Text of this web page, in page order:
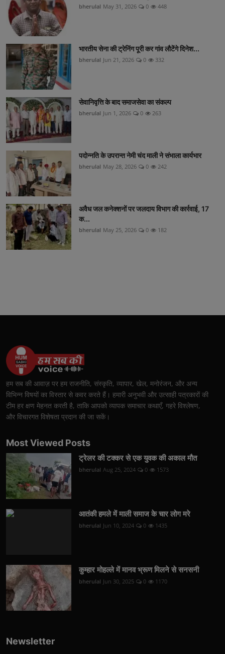
bherulal May 31, 2026 0 448
भारतीय सेना की ट्रेनिंग पूरी कर गांव लौटेंगे दिनेश...
bherulal Jun 21, 2026 0 332
सेवानिवृत्ति के बाद समाजसेवा का संकल्प
bherulal Jun 1, 2026 0 263
पदोन्नति के उपरान्त नेमी चंद माली ने संभाला कार्यभार
bherulal May 28, 2026 0 242
अवैध जल कनेक्शनों पर जलदाय विभाग की कार्रवाई, 17
क...
bherulal May 25, 2026 0 182
हम सब की आवाज़ पर हम राजनीति, संस्कृति, व्यापार, खेल, मनोरंजन, और अन्य
विभिन्न विषयों का विस्तार से कवर करते हैं। हमारी अनुभवी और उत्साही पत्रकारों की
टीम हर क्षण मेहनत करती है, ताकि आपको व्यापक समाचार कथाएँ, गहरे विश्लेषण,
और विचारगत विशेषता प्रदान की जा सकें।
Most Viewed Posts
ट्रेलर की टक्कर से एक युवक की अकाल मौत
bherulal Aug 25, 2024 0 1573
आतंकी हमले में माली समाज के चार लोग मरे
bherulal Jun 10, 2024 0 1435
कुम्हार मोहल्ले में मानव भ्रूण मिलने से सनसनी
bherulal Jun 30, 2025 0 1170
Newsletter